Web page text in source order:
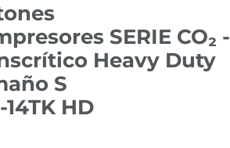
SERIE CO₂ -
Heavy Duty
S
14TK HD